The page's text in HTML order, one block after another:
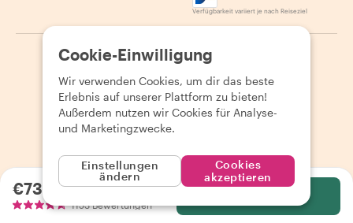
€73.16pro Person
1153 Bewertungen
Verfügbarkeit variiert je nach Reiseziel
2026 Withlocals.com | Datenschutzerklärung
Seitenübersicht
Cookie-Einwilligung
Wir verwenden Cookies, um dir das beste
Erlebnis auf unserer Plattform zu bieten!
Außerdem nutzen wir Cookies für Analyse-
und Marketingzwecke.
Einstellungen
ändern
Cookies
akzeptieren